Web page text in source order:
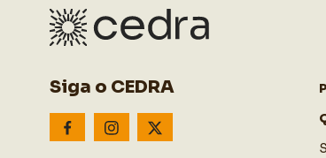
Siga o CEDRA